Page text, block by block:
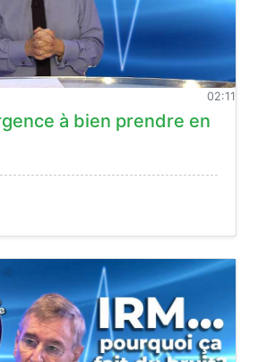
02:11
à bien prendre en